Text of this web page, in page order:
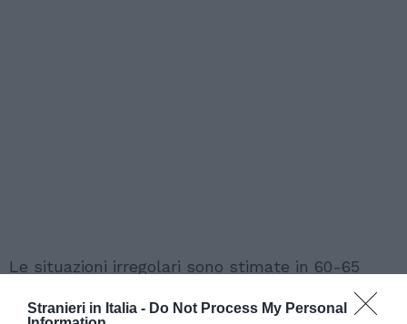
Stranieri in Italia - Do Not Process My Personal
Le situazioni irregolari sono stimate in 60-65